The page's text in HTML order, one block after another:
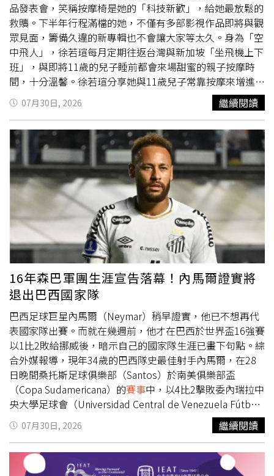
品發表會，笑稱按摩椅是她的「科技新歡」，給她最放鬆的
救贖。下半年行程滿檔的她，不僅有多部影視作品即將與觀
眾見面，籌備久違的新專輯也不會讓大家等太久。身為「空
中飛人」，徐若瑄每月定期往返台灣與新加坡「坐飛機上下
班」，與即將11歲的兒子睡前都會來場甜蜜的親子按摩時
間，十分溫馨。徐若瑄分享她與11歲兒子常靠按摩來增進親
子感情。（圖／侯世駿攝）身為「超人媽媽」，徐若瑄分享
兒子目前正處於快速長高的黃金期，腳的尺寸已達到26公
分，甚至超越了她的24.5公分。因為成長痛的關係，兒子睡
前常喊著「這裡酸、那裡酸」，疼愛兒子的她每天睡前都會
貼心準備30分鐘的「親手按摩時間」，一邊幫兒子按摩、一
邊聊天，直到兒子安穩入睡。她也相當珍惜兒子現在還黏著
她的時光。面對兒子迎來青少年的轉變期，早已做好心理準
備，並豁達地表示：「建招拆招！每個年齡本來就會有不同
的成長，家長也一樣，跟著孩子一起成長、去理解他們的心
靈需求。她也會陪著兒子看最喜歡的《排球少年》與各類運
動賽事。兒子之前在看過她主演的電影《乒乓男孩》後，還
深深愛上了桌球，在9歲時開始學打球。在記者會上聊到理
財話題，徐若瑄自爆從小就被算命老師鐵口直斷「不適合玩
股票」。然而在2008年，卻不巧迎面撞上「雷曼兄弟」金
融風暴，第一次買股就慘遭滑鐵盧，的慘痛代價。這場風暴
讓她直呼「算命說得真對」，從此再也不敢碰股票。有了這
段血淚史，她選擇了最穩健的「直覺買房」作為投資管道，
笑稱「看得見的東西比較安心」。她甚至會親自出面與房客
簽約。她表示曾有過一次非常有趣的經歷，一對長輩夫妻房
客在簽約時看著她，驚訝表示：「我是（林）心如她爸爸的
朋友！」今年下半年徐若瑄將有兩部電影作品陸續推出，其
中備受期待的喜劇鬼片《怎麼可能我家的祖先是你家的鬼》
檔期於9月10日上映，她感性表示：「真的很久沒有一部讓
大家笑得這麼開心的電影了，真希望大家能去戲院感受快
樂。」該片先前在台北電影節放映時，她坦言當時非常緊
張，擔心平地人與原住民的笑點是否會有落差，所幸現場圈
07月30日, 2026 繼續閱讀
16年森巴軍團生涯宣告落幕！內馬爾證實將
退出巴西國家隊
巴西足球巨星內馬爾（Neymar）稍早證實，他已不想再代
表國家隊出賽。而就在幾週前，他才在巴西於世界盃16強賽
以1比2敗給挪威後，暗示自己的國家隊生涯已畫下句點。綜
合外媒報導，現年34歲的巴西隊史最佳射手內馬爾，在28
日晚間桑托斯足球俱樂部（Santos）於南美俱樂部盃
（Copa Sudamericana）的賽事中，以4比2擊敗委內瑞拉中
央大學足球會（Universidad Central de Venezuela Fútbol
Club）後，向媒體發表了上述言論。他向記者透露：「我
想，我在國家隊的時代已經結束了。我在那裡創造了歷史，
我對此感到非常開心。我在那裡經歷了很多，奉獻了我的鮮
血與生命，始終為了這件黃色球衣奮戰、拚搏。但我認為，
07月30日, 2026 繼續閱讀